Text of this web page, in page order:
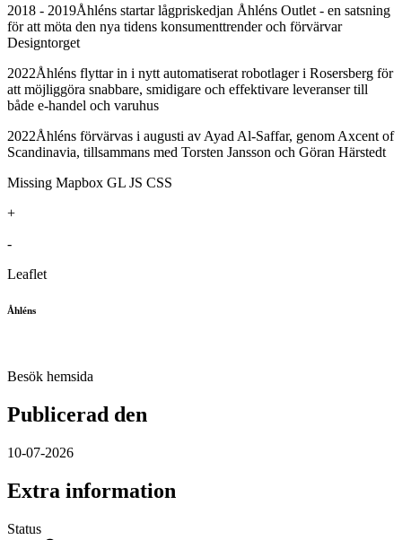
2018 - 2019Åhléns startar lågpriskedjan Åhléns Outlet - en satsning
för att möta den nya tidens konsumenttrender och förvärvar
Designtorget
2022Åhléns flyttar in i nytt automatiserat robotlager i Rosersberg för
att möjliggöra snabbare, smidigare och effektivare leveranser till
både e-handel och varuhus
2022Åhléns förvärvas i augusti av Ayad Al-Saffar, genom Axcent of
Scandinavia, tillsammans med Torsten Jansson och Göran Härstedt
Missing Mapbox GL JS CSS
+
-
Leaflet
Åhléns
Besök hemsida
Publicerad den
10-07-2026
Extra information
Status